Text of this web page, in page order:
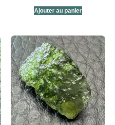
Ajouter au panier